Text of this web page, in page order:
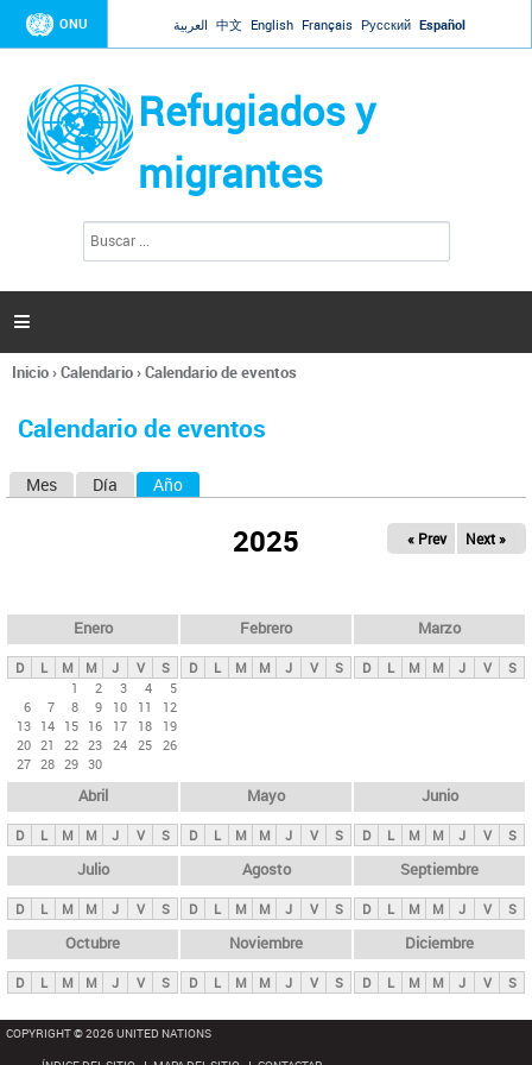
Jump to navigation
ONU العربية 中文 English Français Русский Español
Refugiados y
migrantes
l
d
s

Se
usted
Inicio›Calendario›Calendario de eventos
Calendario de eventos
s
p
n
i
p
a
l
s
Mes Día Año
2025 « Prev Next »
Enero
D L M M J V
S
1
2 3 4
5
6
7 8 9 10 11
12
13 14 15 16 17 18
19
20 21 22 23 24 25 26
27 28 29 30
Febrero
D L M M J V S
Marzo
D L M M J V S
Abril
D L M M J V S
Mayo
D L M M J V S
Junio
D L M M J V S
Julio
D L M M J V S
Agosto
D L M M J V S
Septiembre
D L M M J V S
Octubre
D L M M J V S
Noviembre
D L M M J V S
Diciembre
D L M M J V S
COPYRIGHT © 2026 UNITED NATIONS